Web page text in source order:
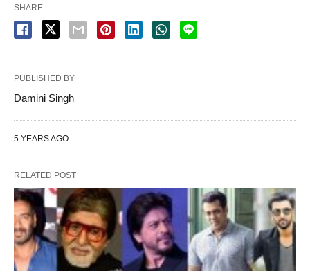
SHARE
PUBLISHED BY
Damini Singh
5 YEARS AGO
RELATED POST